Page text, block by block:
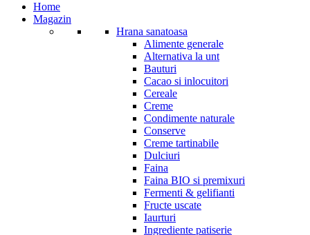
Home
Magazin
Hrana sanatoasa
Alimente generale
Alternativa la unt
Bauturi
Cacao si inlocuitori
Cereale
Creme
Condimente naturale
Conserve
Creme tartinabile
Dulciuri
Faina
Faina BIO si premixuri
Fermenti & gelifianti
Fructe uscate
Iaurturi
Ingrediente patiserie